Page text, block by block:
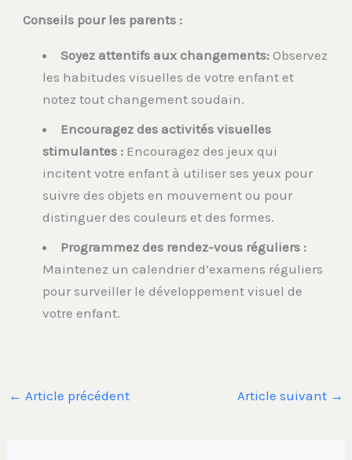
Conseils pour les parents :
Soyez attentifs aux changements: Observez
les habitudes visuelles de votre enfant et
notez tout changement soudain.
Encouragez des activités visuelles
stimulantes : Encouragez des jeux qui
incitent votre enfant à utiliser ses yeux pour
suivre des objets en mouvement ou pour
distinguer des couleurs et des formes.
Programmez des rendez-vous réguliers :
Maintenez un calendrier d’examens réguliers
pour surveiller le développement visuel de
votre enfant.
← Article précédent Article suivant →